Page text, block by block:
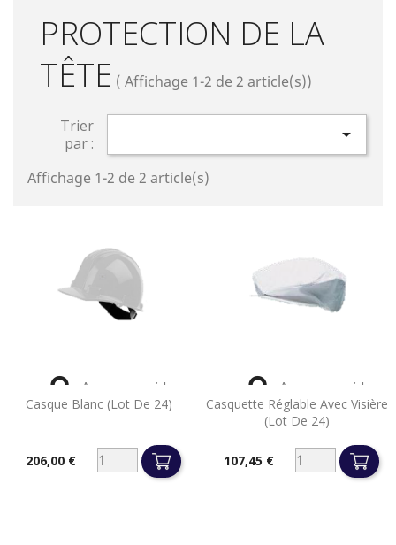
PROTECTION DE LA
TÊTE ( Affichage 1-2 de 2 article(s))
Trier
par :

Affichage 1-2 de 2 article(s)
Casque Blanc (lot De 24)
Prix206,00 €
 Aperçu rapide
Casquette Réglable Avec Visière
(lot De 24)
107,45 €
 Aperçu rapide